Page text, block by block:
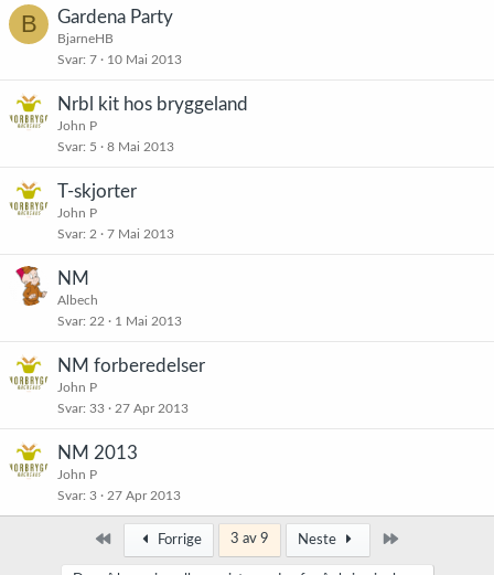
B Gardena Party
BjarneHB
Svar 7 10 Mai 2013
Nrbl kit hos bryggeland
John P
Svar 5 8 Mai 2013
T-skjorter
John P
Svar 2 7 Mai 2013
NM
Albech
Svar 22 1 Mai 2013
NM forberedelser
John P
Svar 33 27 Apr 2013
NM 2013
John P
Svar 3 27 Apr 2013
Først Forrige 3 av 9 Neste